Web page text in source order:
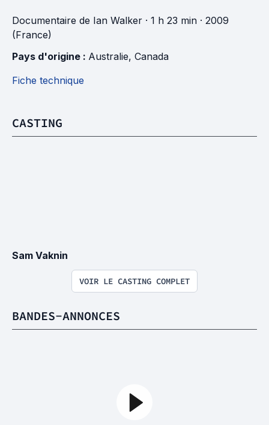
Documentaire de Ian Walker · 1 h 23 min · 2009
(France)
Pays d'origine : Australie, Canada
Fiche technique
CASTING
Sam Vaknin
VOIR LE CASTING COMPLET
BANDES-ANNONCES